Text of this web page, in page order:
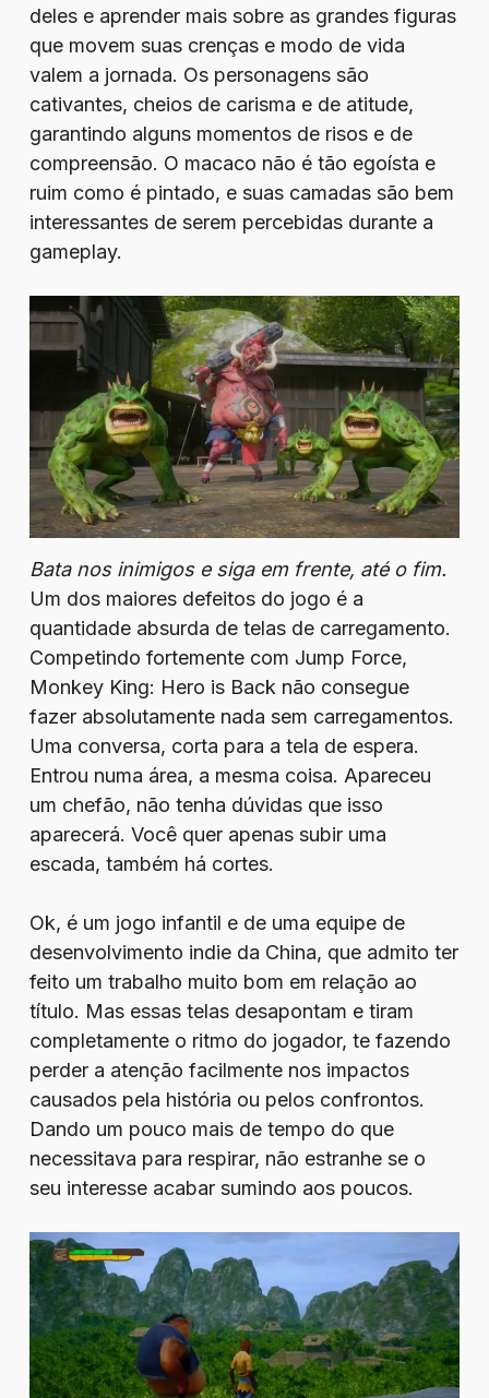
deles e aprender mais sobre as grandes figuras
que movem suas crenças e modo de vida
valem a jornada. Os personagens são
cativantes, cheios de carisma e de atitude,
garantindo alguns momentos de risos e de
compreensão. O macaco não é tão egoísta e
ruim como é pintado, e suas camadas são bem
interessantes de serem percebidas durante a
gameplay.
Bata nos inimigos e siga em frente, até o fim.
Um dos maiores defeitos do jogo é a
quantidade absurda de telas de carregamento.
Competindo fortemente com Jump Force,
Monkey King: Hero is Back não consegue
fazer absolutamente nada sem carregamentos.
Uma conversa, corta para a tela de espera.
Entrou numa área, a mesma coisa. Apareceu
um chefão, não tenha dúvidas que isso
aparecerá. Você quer apenas subir uma
escada, também há cortes.
Ok, é um jogo infantil e de uma equipe de
desenvolvimento indie da China, que admito ter
feito um trabalho muito bom em relação ao
título. Mas essas telas desapontam e tiram
completamente o ritmo do jogador, te fazendo
perder a atenção facilmente nos impactos
causados pela história ou pelos confrontos.
Dando um pouco mais de tempo do que
necessitava para respirar, não estranhe se o
seu interesse acabar sumindo aos poucos.